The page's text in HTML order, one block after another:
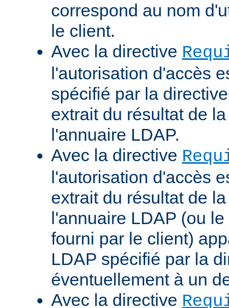
correspond au nom
le client.
Avec la directive
l'autorisation d'accès
spécifié par la
extrait du résultat de
l'annuaire LDAP.
Avec la directive
l'autorisation d'accès
extrait du résultat de
l'annuaire LDAP (ou
fourni par le client)
LDAP spécifié par la
éventuellement à un
Avec la directive